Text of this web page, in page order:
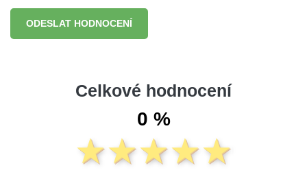
ODESLAT HODNOCENÍ
Celkové hodnocení
0 %